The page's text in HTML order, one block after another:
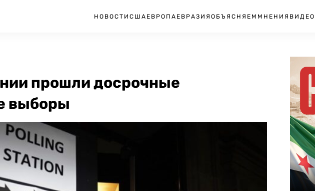
НОВОСТИ США ЕВРОПА ЕВРАЗИЯ ОБЪЯСНЯЕМ МНЕНИЯ ВИДЕО
прошли досрочные
выборы